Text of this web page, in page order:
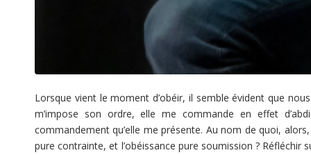
Lorsque vient le moment d’obéir, il semble évident que
m’impose son ordre, elle me commande en effet
commandement qu’elle me présente. Au nom de quoi,
pure contrainte, et l’obéissance pure soumission ? Réfléchir